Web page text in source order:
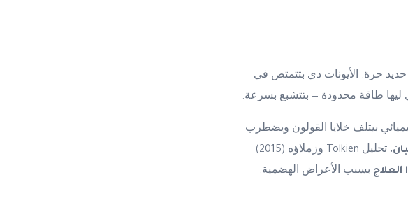
حرة. الأيونات دي بتتمتص في
ليها طاقة محدودة — بتتشبع بسرعة.
بيتلف خلايا القولون ويضطرب
تحليل Tolkien وزملاؤه (2015)
بسبب الأعراض الهضمية.